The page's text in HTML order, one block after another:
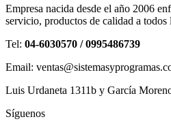
Empresa nacida desde el año 2006
servicio, productos de calidad a todos
Tel: 04-6030570 / 0995486739
Email:
Luis Urdaneta 1311b y García
Síguenos